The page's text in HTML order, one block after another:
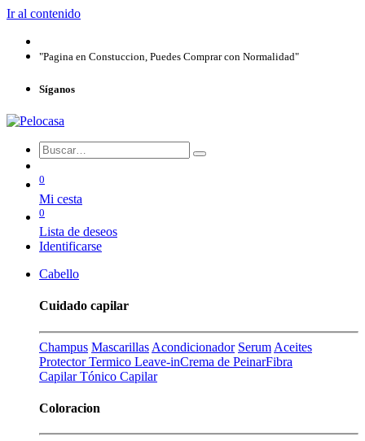
Ir al contenido
"Pagina en Constuccion, Puedes Comprar con Normalidad"
Síganos
0
Mi cesta
0
Lista de deseos
Identificarse
Cabello
Cuidado capilar
Champus Mascarillas Acondicionador Serum Aceites
Protector Termico Leave-inCrema de PeinarFibra
CapilarTónico Capilar
Coloracion